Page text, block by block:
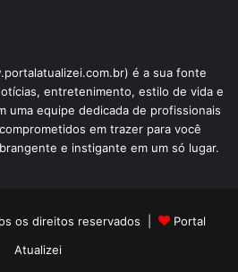
é a sua fonte
entretenimento, estilo de vida e
uma equipe dedicada de profissionais
em trazer para você
e instigante em um só lugar.
os direitos reservados |
Portal
Atualizei